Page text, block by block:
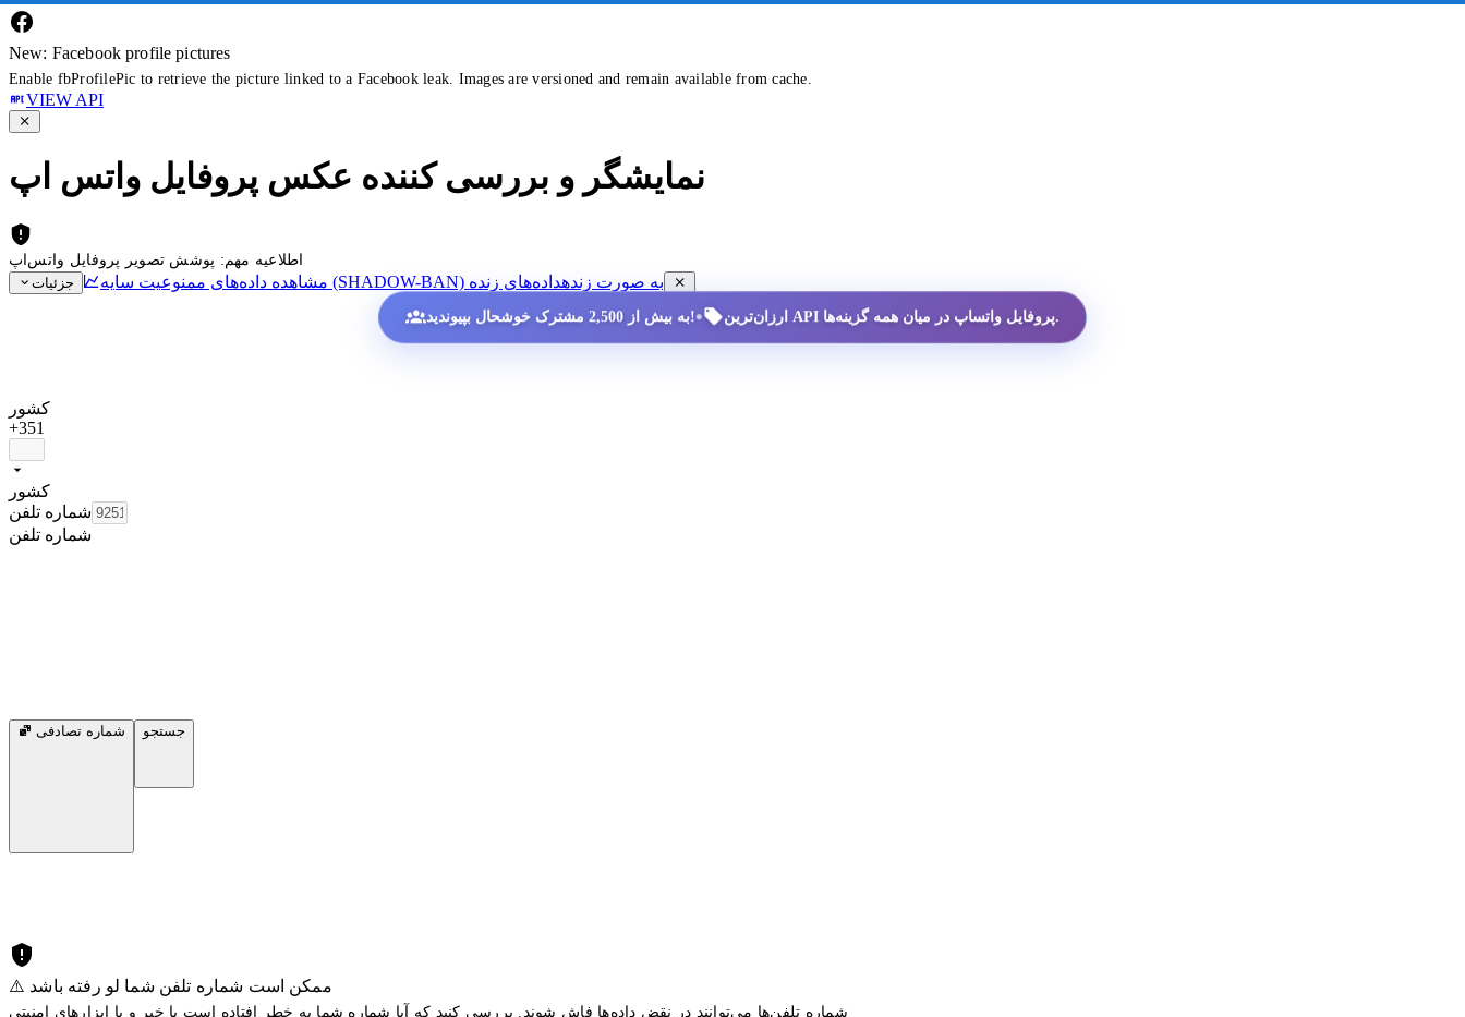
New: Facebook profile pictures
Enable fbProfilePic to retrieve the picture linked to a Facebook leak. Images are versioned and remain available from cache.
VIEW API
نمایشگر و بررسی کننده عکس پروفایل واتس اپ
اطلاعیه مهم: پوشش تصویر پروفایل واتس‌اپ
جزئیات
مشاهده داده‌های ممنوعیت سایه (SHADOW-BAN) به صورت زندهداده‌های زنده
به بیش از 2,500 مشترک خوشحال بپیوندید!• ارزان‌ترین API پروفایل واتساپ در میان همه گزینه‌ها.
کشور
+351
کشور
شماره تلفن
شماره تلفن
شماره تصادفی جستجو
⚠️ ممکن است شماره تلفن شما لو رفته باشد
شماره تلفن‌ها می‌توانند در نقض داده‌ها فاش شوند. بررسی کنید که آیا شماره شما به خطر افتاده است یا خیر و با ابزارهای امنیتی